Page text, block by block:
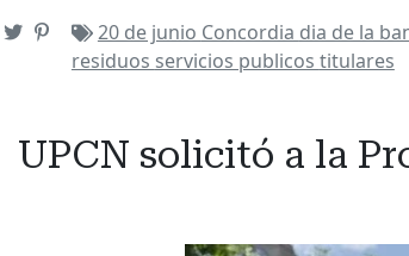
20 de junio Concordia dia de la
residuos servicios publicos titulares
UPCN solicitó a la